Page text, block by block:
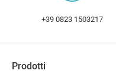
+39 0823 1503217
Prodotti